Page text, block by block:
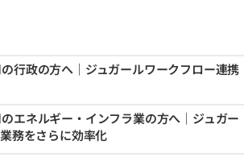
行政の方へ｜ジュガールワークフロー連携
エネルギー・インフラ業の方へ｜ジュガー
務をさらに効率化